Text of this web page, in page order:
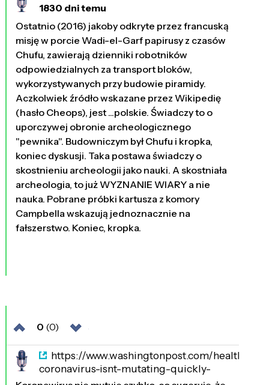
1830 dni temu
Ostatnio (2016) jakoby odkryte przez francuską
misję w porcie Wadi-el-Garf papirusy z czasów
Chufu, zawierają dzienniki robotników
odpowiedzialnych za transport bloków,
wykorzystywanych przy budowie piramidy.
Aczkolwiek źródło wskazane przez Wikipedię
(hasło Cheops), jest ...polskie. Świadczy to o
uporczywej obronie archeologicznego
"pewnika". Budowniczym był Chufu i kropka,
koniec dyskusji. Taka postawa świadczy o
skostnieniu archeologii jako nauki. A skostniała
archeologia, to już WYZNANIE WIARY a nie
nauka. Pobrane próbki kartusza z komory
Campbella wskazują jednoznacznie na
fałszerstwo. Koniec, kropka.
0 (0)
https://www.washingtonpost.com/health/the-
coronavirus-isnt-mutating-quickly-
suggesting-a-vaccine-would-offer-lasting-